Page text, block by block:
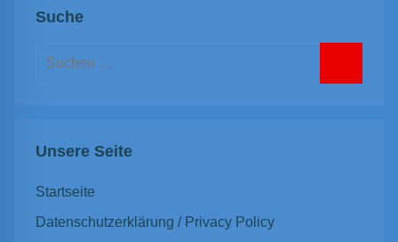
Suche
Suchen
Unsere Seite
Startseite
Datenschutzerklärung / Privacy Policy